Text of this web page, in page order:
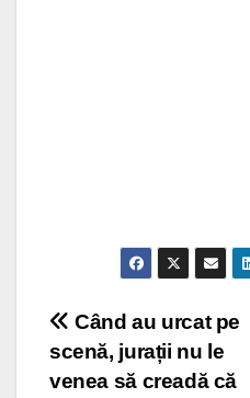
Post
navigation
Când au urcat pe
scenă, jurații nu le
venea să creadă că